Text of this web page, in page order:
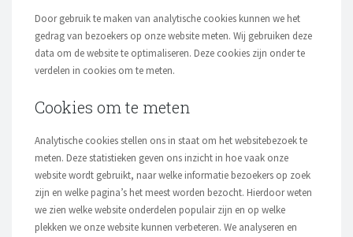
Door gebruik te maken van analytische cookies kunnen we het
gedrag van bezoekers op onze website meten. Wij gebruiken deze
data om de website te optimaliseren. Deze cookies zijn onder te
verdelen in cookies om te meten.
Cookies om te meten
Analytische cookies stellen ons in staat om het websitebezoek te
meten. Deze statistieken geven ons inzicht in hoe vaak onze
website wordt gebruikt, naar welke informatie bezoekers op zoek
zijn en welke pagina’s het meest worden bezocht. Hierdoor weten
we zien welke website onderdelen populair zijn en op welke
plekken we onze website kunnen verbeteren. We analyseren en